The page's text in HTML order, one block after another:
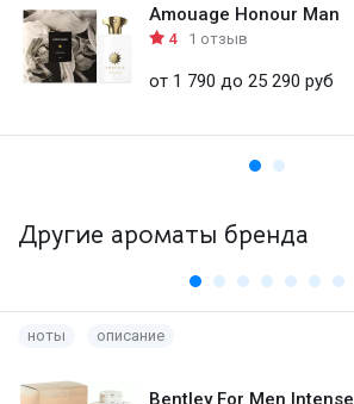
Amouage Honour Man
4 1 отзыв
от 1 790 до 25 290 руб
Другие ароматы бренда
ноты описание
Bentley For Men Intense